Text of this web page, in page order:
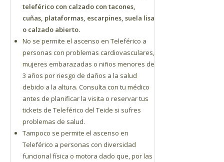
teleférico con calzado con tacones,
cuñas, plataformas, escarpines, suela lisa
o calzado abierto.
No se permite el ascenso en Teleférico a
personas con problemas cardiovasculares,
mujeres embarazadas o niños menores de
3 años por riesgo de daños a la salud
debido a la altura. Consulta con tu médico
antes de planificar la visita o reservar tus
tickets de Teleférico del Teide si sufres
problemas de salud.
Tampoco se permite el ascenso en
Teleférico a personas con diversidad
funcional física o motora dado que, por las